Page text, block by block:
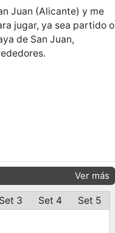
Juan (Alicante) y me
jugar, ya sea partido o
de San Juan,
Ver más
Set 3 Set 4 Set 5